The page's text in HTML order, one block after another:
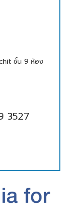
ชั้น 9 ห้อง
3527